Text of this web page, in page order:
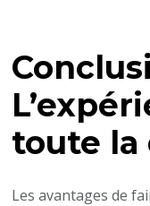
toute
Les avantages de